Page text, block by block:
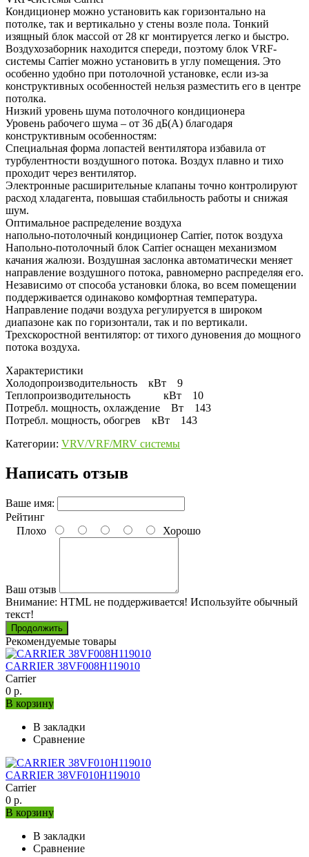
Кондиционер можно установить как горизонтально на
потолке, так и вертикально у стены возле пола. Тонкий
изящный блок массой от 28 кг монтируется легко и быстро.
Воздухозаборник находится спереди, поэтому блок VRF-
системы Carrier можно установить в углу помещения. Это
особенно удобно при потолочной установке, если из-за
конструктивных особенностей нельзя разместить его в центре
потолка.
Низкий уровень шума потолочного кондиционера
Уровень рабочего шума – от 36 дБ(А) благодаря
конструктивным особенностям:
Специальная форма лопастей вентилятора избавила от
турбулентности воздушного потока. Воздух плавно и тихо
проходит через вентилятор.
Электронные расширительные клапаны точно контролируют
расход хладагента, повышая стабильность работы и снижая
шум.
Оптимальное распределение воздуха
напольно-потолочный кондиционер Carrier, поток воздуха
Напольно-потолочный блок Carrier оснащен механизмом
качания жалюзи. Воздушная заслонка автоматически меняет
направление воздушного потока, равномерно распределяя его.
Независимо от способа установки блока, во всем помещении
поддерживается одинаково комфортная температура.
Направление подачи воздуха регулируется в широком
диапазоне как по горизонтали, так и по вертикали.
Трехскоростной вентилятор: от тихого дуновения до мощного
потока воздуха.
Характеристики
Холодопроизводительность кВт 9
Теплопроизводительность кВт 10
Потребл. мощность, охлаждение Вт 143
Потребл. мощность, обогрев кВт 143
Категории: VRV/VRF/MRV системы
Написать отзыв
Ваше имя:
Рейтинг
Плохо
Хорошо
Ваш отзыв
Внимание: HTML не поддерживается! Используйте обычный
текст!
Продолжить
Рекомендуемые товары
CARRIER 38VF008H119010
Carrier
0 р.
В корзину
В закладки
Сравнение
CARRIER 38VF010H119010
Carrier
0 р.
В корзину
В закладки
Сравнение